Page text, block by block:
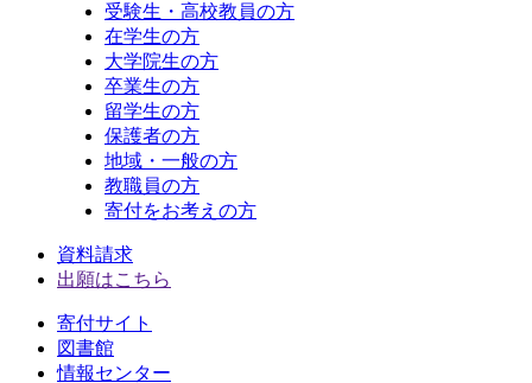
受験生・高校教員の方
在学生の方
大学院生の方
卒業生の方
留学生の方
保護者の方
地域・一般の方
教職員の方
寄付をお考えの方
資料請求
出願はこちら
寄付サイト
図書館
情報センター